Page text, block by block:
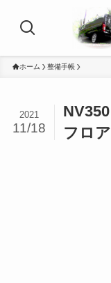
ホーム 整備手帳
フロ
2021
11/18